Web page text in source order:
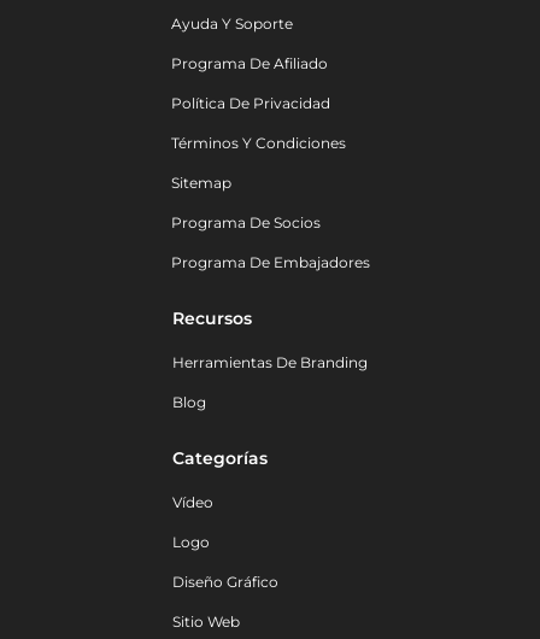
Ayuda Y Soporte
Programa De Afiliado
Política De Privacidad
Términos Y Condiciones
Sitemap
Programa De Socios
Programa De Embajadores
Recursos
Herramientas De Branding
Blog
Categorías
Vídeo
Logo
Diseño Gráfico
Sitio Web